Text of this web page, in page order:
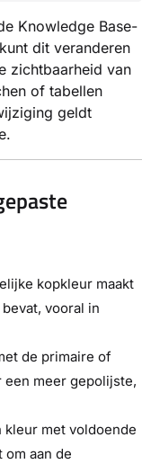
Knowledge Base-
dit veranderen
zichtbaarheid van
of tabellen
geldt
kopkleur maakt
vooral in
de primaire of
meer gepolijste,
kleur met voldoende
aan de